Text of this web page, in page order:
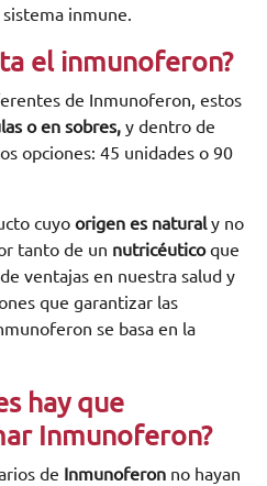
inmune.
el inmunoferon?
de Inmunoferon, estos
o en sobres, y dentro de
opciones: 45 unidades o 90
cuyo origen es naturaly no
tanto de un nutricéuticoque
ventajas en nuestra salud y
que garantizar las
se basa en la
hay que
Inmunoferon?
de Inmunoferon no hayan